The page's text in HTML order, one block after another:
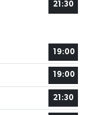
21:30
19:00
19:00
21:30